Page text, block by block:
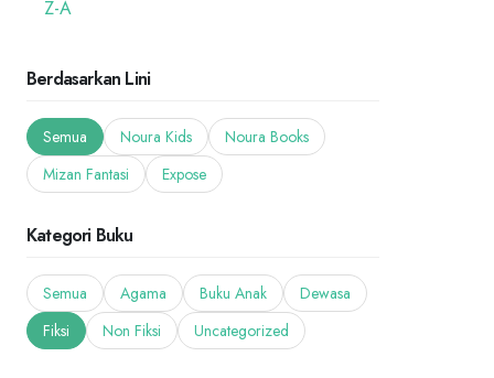
Z-A
Berdasarkan Lini
Semua Noura Kids
Noura Books
Mizan Fantasi
Expose
Kategori Buku
Semua Agama Buku Anak
Dewasa
Fiksi
Non Fiksi Uncategorized